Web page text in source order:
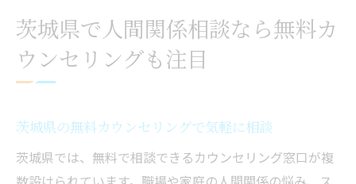
茨城県で人間関係相談なら無料カ
ウンセリングも注目
茨城県の無料カウンセリングで気軽に相談
茨城県では、無料で相談できるカウンセリング窓口が複